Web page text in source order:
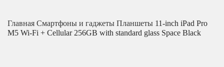
Главная Смартфоны и гаджеты Планшеты 11-inch iPad Pro
M5 Wi-Fi + Cellular 256GB with standard glass Space Black